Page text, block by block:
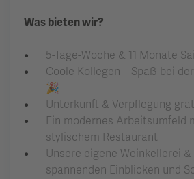
Was bieten wir?
5-Tage-Woche & 11 Monate
Coole Kollegen – Spaß bei
🎉
Unterkunft & Verpflegung
Ein modernes Arbeitsumfeld
stylischem Restaurant
Unsere eigene Weinkellerei
spannenden Einblicken und